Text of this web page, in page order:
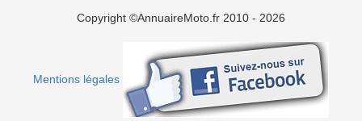
Copyright ©AnnuaireMoto.fr 2010 - 2026
Mentions légales